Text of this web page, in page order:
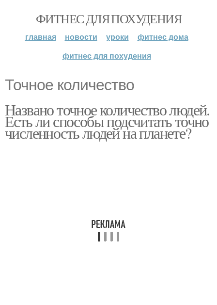
ФИТНЕС ДЛЯ ПОХУДЕНИЯ
главная новости уроки
фитнес дома
фитнес для похудения
Точное количество
Названо точное количество людей.
Есть ли способы подсчитать точно
численность людей на планете?